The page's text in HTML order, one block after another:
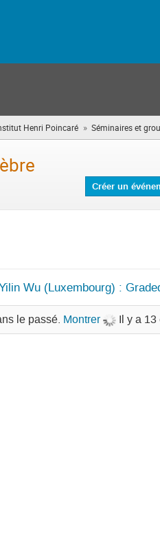
Henri Poincaré » Séminaires et
Créer un
Wu (Luxembourg) :
le passé. Montrer Il y a